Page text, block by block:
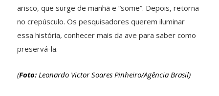
arisco, que surge de manhã e “some”. Depois, retorna
no crepúsculo. Os pesquisadores querem iluminar
essa história, conhecer mais da ave para saber como
preservá-la.
(Foto: Leonardo Victor Soares Pinheiro/Agência Brasil)